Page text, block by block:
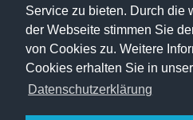
Service zu bieten. Durch die
der Webseite stimmen Sie
von Cookies zu. Weitere
Cookies erhalten Sie in
Datenschutzerklärung
in historischer Umgebung
Das Landhaus Altes Pastorat ist ein
4-Sterne Hotel in Süderende auf
Nationalpark Schleswig-
© Landhaus Altes Pastorat in